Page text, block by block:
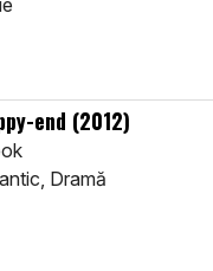
end (2012)
Dramă